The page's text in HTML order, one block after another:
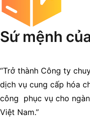
Sứ mệnh
“Trở thành Công ty
dịch vụ cung cấp hóa
công phục vụ cho
Việt Nam.”